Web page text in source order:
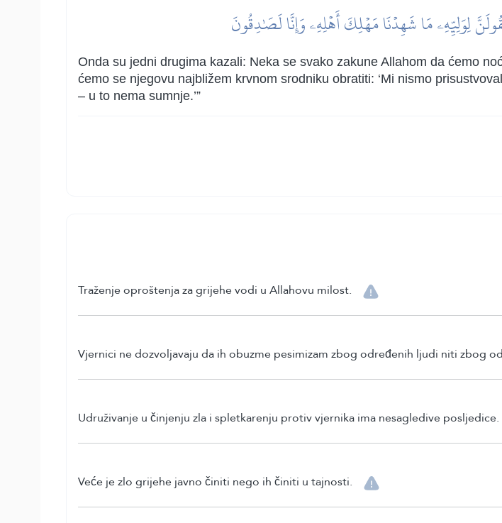
لِوَلِيِّهِۦ مَا شَهِدۡنَا مَهۡلِكَ أَهۡلِهِۦ وَإِنَّا لَصَٰدِقُونَ
Onda su jedni drugima kazali: Neka se svako zakune Allahom da ćemo
ćemo se njegovu najbližem krvnom srodniku obratiti: ‘Mi nismo
– u to nema sumnje.’”
Traženje oproštenja za grijehe vodi u Allahovu milost.
Vjernici ne dozvoljavaju da ih obuzme pesimizam zbog određenih ljudi niti zbog
Udruživanje u činjenju zla i spletkarenju protiv vjernika ima nesagledive posljedice.
Veće je zlo grijehe javno činiti nego ih činiti u tajnosti.